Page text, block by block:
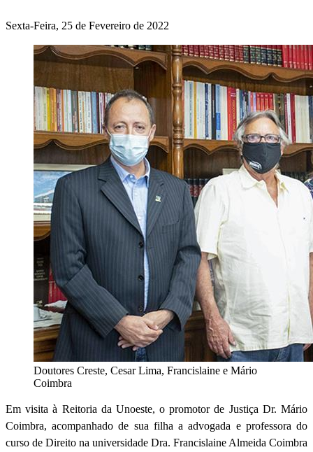
Sexta-Feira, 25 de Fevereiro de 2022
Doutores Creste, Cesar Lima, Francislaine e Mário
Coimbra
Em visita à Reitoria da Unoeste, o promotor de Justiça Dr. Mário
Coimbra, acompanhado de sua filha a advogada e professora do
curso de Direito na universidade Dra. Francislaine Almeida Coimbra